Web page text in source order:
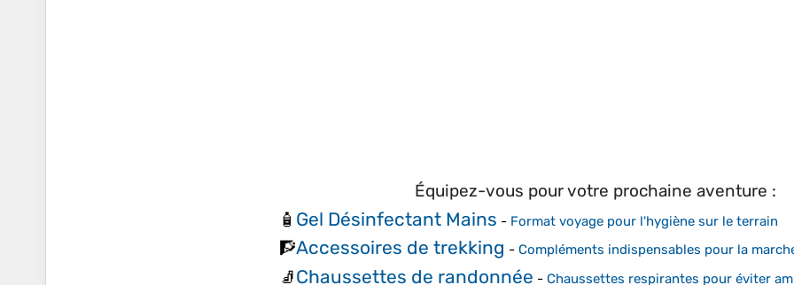
Équipez-vous pour votre prochaine aventure :
🧴 Gel Désinfectant Mains - Format voyage pour l'hygiène sur le terrain
🧗Accessoires de trekking - Compléments indispensables pour la
🧦Chaussettes de randonnée - Chaussettes respirantes pour éviter